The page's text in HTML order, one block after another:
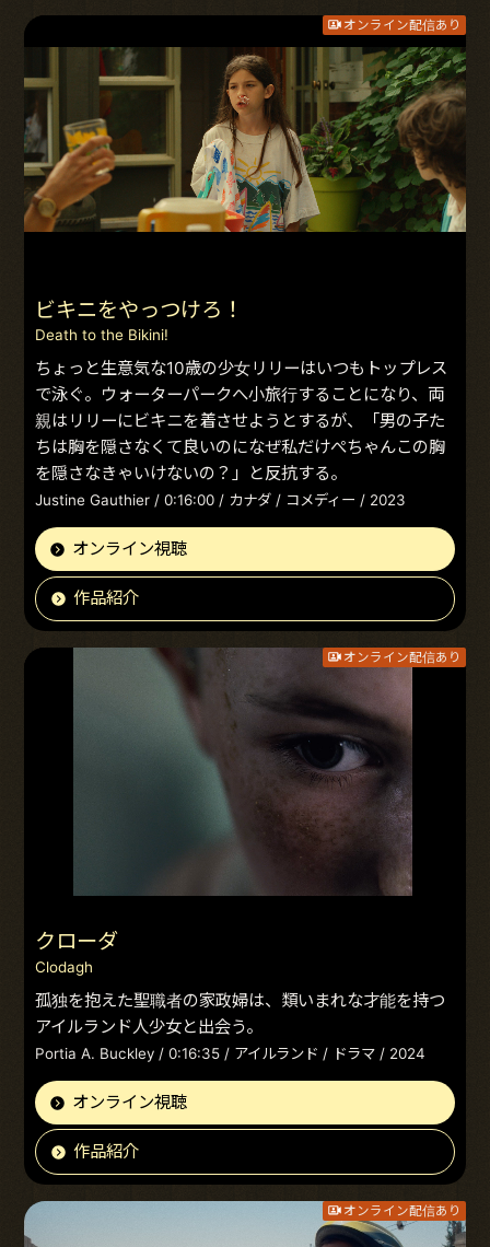
オンライン配信あり
ビキニをやっつけろ！
Death to the Bikini!
ちょっと生意気な10歳の少女リリーはいつもトップレス
で泳ぐ。ウォーターパークへ小旅行することになり、両
親はリリーにビキニを着させようとするが、「男の子た
ちは胸を隠さなくて良いのになぜ私だけぺちゃんこの胸
を隠さなきゃいけないの？」と反抗する。
Justine Gauthier / 0:16:00 / カナダ / コメディー / 2023
オンライン視聴
作品紹介
オンライン配信あり
クローダ
Clodagh
孤独を抱えた聖職者の家政婦は、類いまれな才能を持つ
アイルランド人少女と出会う。
Portia A. Buckley / 0:16:35 / アイルランド / ドラマ / 2024
オンライン視聴
作品紹介
オンライン配信あり